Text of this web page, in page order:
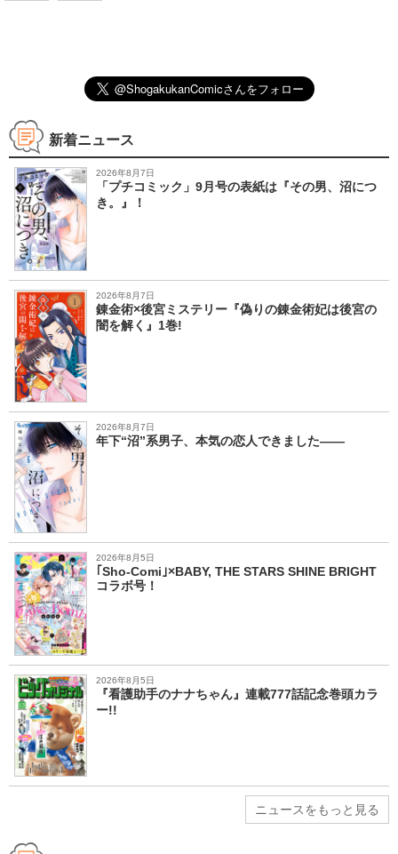
新着ニュース
2026年8月7日
「プチコミック」9月号の表紙は『その男、沼につ
き。』！
2026年8月7日
錬金術×後宮ミステリー『偽りの錬金術妃は後宮の
闇を解く』1巻!
2026年8月7日
年下“沼”系男子、本気の恋人できました――
2026年8月5日
｢Sho-Comi｣×BABY, THE STARS SHINE BRIGHT
コラボ号！
2026年8月5日
『看護助手のナナちゃん』連載777話記念巻頭カラ
ー!!
ニュースをもっと見る